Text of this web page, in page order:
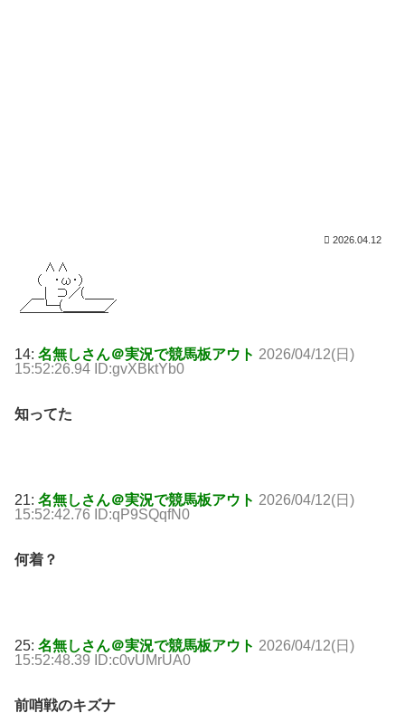
2026.04.12
14: 名無しさん＠実況で競馬板アウト 2026/04/12(日)
15:52:26.94 ID:gvXBktYb0
知ってた
21: 名無しさん＠実況で競馬板アウト 2026/04/12(日)
15:52:42.76 ID:qP9SQqfN0
何着？
25: 名無しさん＠実況で競馬板アウト 2026/04/12(日)
15:52:48.39 ID:c0vUMrUA0
前哨戦のキズナ